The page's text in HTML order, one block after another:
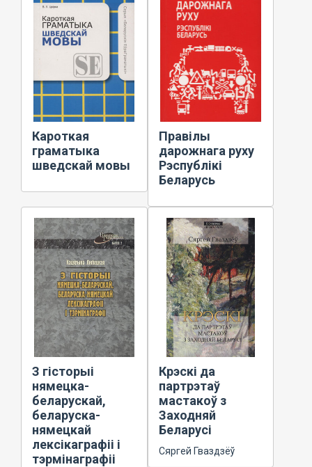
Кароткая
граматыка
шведскай мовы
Правілы
дарожнага руху
Рэспублікі
Беларусь
З гісторыі
нямецка-
беларускай,
беларуска-
нямецкай
лексікаграфіі і
тэрмінаграфіі
Крэскі да
партрэтаў
мастакоў з
Заходняй
Беларусі
Сяргей Гваздзёў